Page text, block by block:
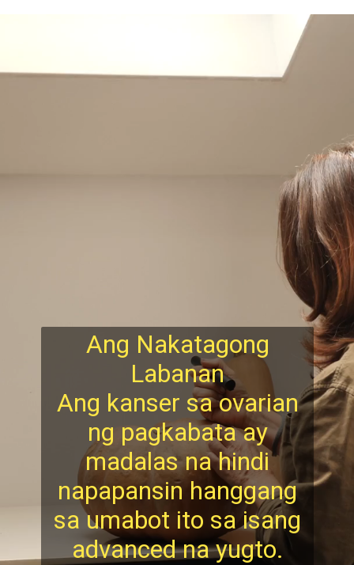
Ang Nakatagong
Labanan
Ang kanser sa ovarian
ng pagkabata ay
madalas na hindi
napapansin hanggang
sa umabot ito sa isang
advanced na yugto.